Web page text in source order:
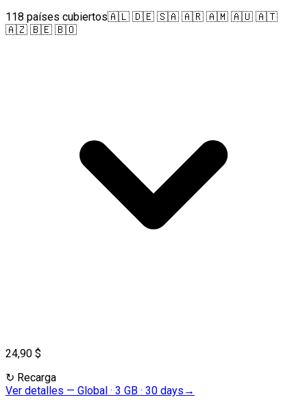
118 países cubiertos🇦🇱 🇩🇪 🇸🇦 🇦🇷 🇦🇲 🇦🇺 🇦🇹
🇦🇿 🇧🇪 🇧🇴
24,90 $
↻ Recarga
Ver detalles — Global · 3 GB · 30 days →